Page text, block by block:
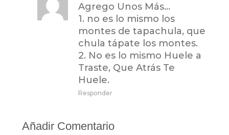
Agrego Unos Más…
1. no es lo mismo los
montes de tapachula, que
chula tápate los montes.
2. No es lo mismo Huele a
Traste, Que Atrás Te
Huele.
Responder
Añadir Comentario